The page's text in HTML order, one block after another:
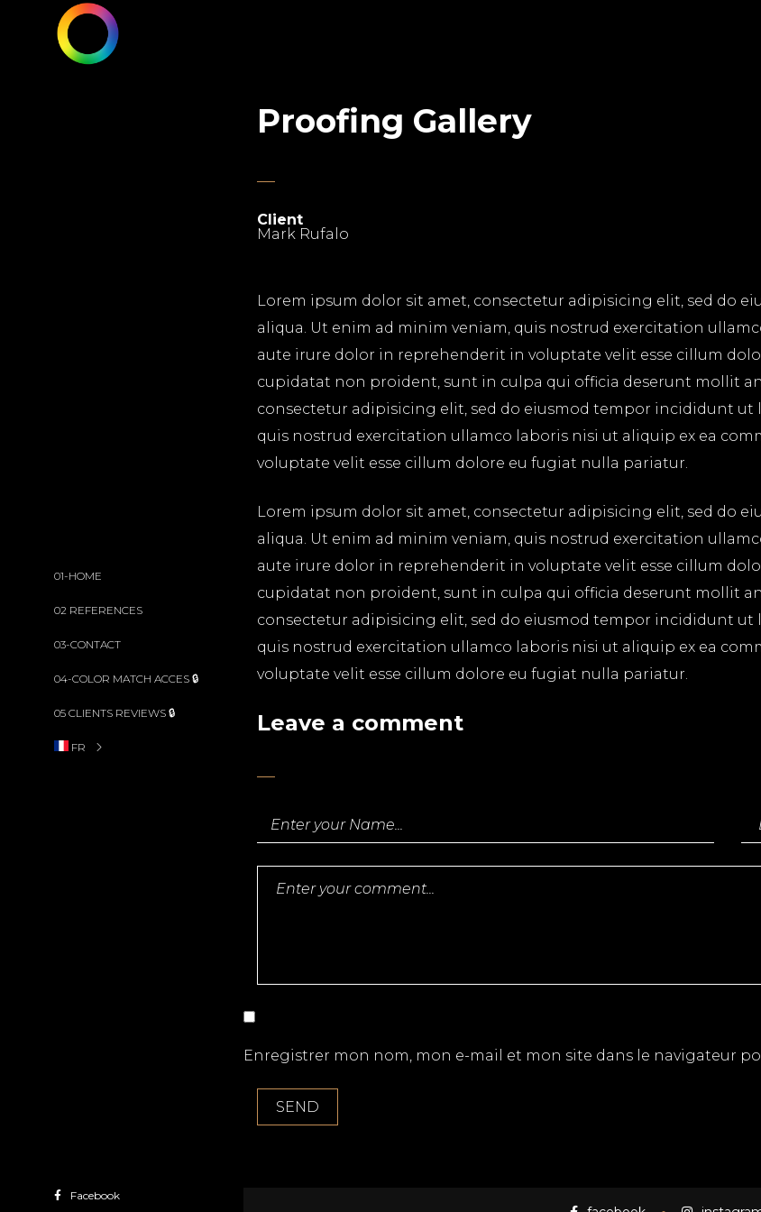
01-HOME
02 REFERENCES
03-CONTACT
04-COLOR MATCH ACCES 🔒
05 CLIENTS REVIEWS 🔒
FR
Facebook
Proofing Gallery
Client
Mark Rufalo
Lorem ipsum dolor sit amet, consectetur adipisicing elit, sed do
aliqua. Ut enim ad minim veniam, quis nostrud exercitation
aute irure dolor in reprehenderit in voluptate velit esse cillum
cupidatat non proident, sunt in culpa qui officia deserunt mollit
consectetur adipisicing elit, sed do eiusmod tempor incididunt
quis nostrud exercitation ullamco laboris nisi ut aliquip ex ea
voluptate velit esse cillum dolore eu fugiat nulla pariatur.
Lorem ipsum dolor sit amet, consectetur adipisicing elit, sed do
aliqua. Ut enim ad minim veniam, quis nostrud exercitation
aute irure dolor in reprehenderit in voluptate velit esse cillum
cupidatat non proident, sunt in culpa qui officia deserunt mollit
consectetur adipisicing elit, sed do eiusmod tempor incididunt
quis nostrud exercitation ullamco laboris nisi ut aliquip ex ea
voluptate velit esse cillum dolore eu fugiat nulla pariatur.
Leave a comment
Enregistrer mon nom, mon e-mail et mon site dans le navigateur